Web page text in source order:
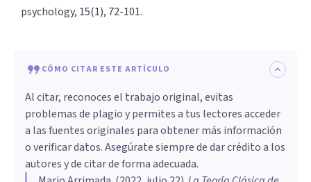
psychology, 15(1), 72-101.
CÓMO CITAR ESTE ARTÍCULO
Al citar, reconoces el trabajo original, evitas
problemas de plagio y permites a tus lectores acceder
a las fuentes originales para obtener más información
o verificar datos. Asegúrate siempre de dar crédito a los
autores y de citar de forma adecuada.